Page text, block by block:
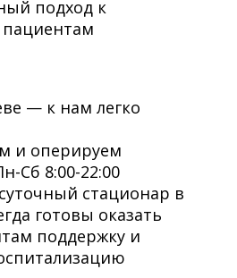
подход к
— к нам легко
и оперируем
Сб 8:00-22:00
стационар в
готовы оказать
поддержку и